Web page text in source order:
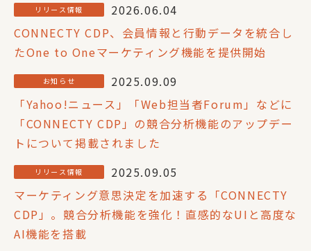
リリース情報
2026.06.04
CONNECTY CDP、会員情報と行動データを統合し
たOne to Oneマーケティング機能を提供開始
お知らせ
2025.09.09
「Yahoo!ニュース」「Web担当者Forum」などに
「CONNECTY CDP」の競合分析機能のアップデー
トについて掲載されました
リリース情報
2025.09.05
マーケティング意思決定を加速する「CONNECTY
CDP」。競合分析機能を強化！直感的なUIと高度な
AI機能を搭載